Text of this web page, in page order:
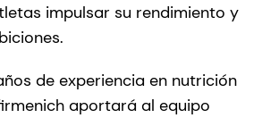
impulsar su rendimiento y
de experiencia en nutrición
aportará al equipo